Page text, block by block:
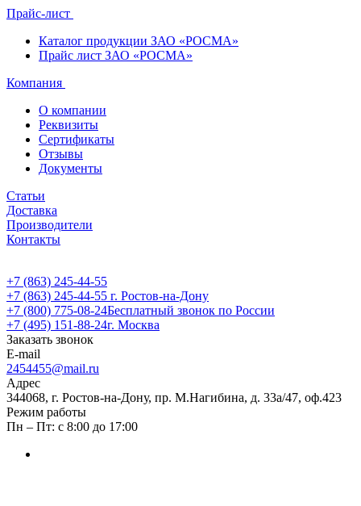
Прайс-лист
Каталог продукции ЗАО «РОСМА»
Прайс лист ЗАО «РОСМА»
Компания
О компании
Реквизиты
Сертификаты
Отзывы
Документы
Статьи
Доставка
Производители
Контакты
+7 (863) 245-44-55
+7 (863) 245-44-55 г. Ростов-на-Дону
+7 (800) 775-08-24Бесплатный звонок по России
+7 (495) 151-88-24г. Москва
Заказать звонок
E-mail
2454455@mail.ru
Адрес
344068, г. Ростов-на-Дону, пр. М.Нагибина, д. 33а/47, оф.423
Режим работы
Пн – Пт: с 8:00 до 17:00